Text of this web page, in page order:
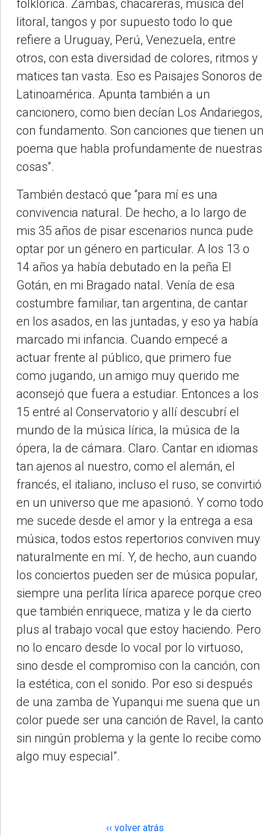
folklórica. Zambas, chacareras, música del
litoral, tangos y por supuesto todo lo que
refiere a Uruguay, Perú, Venezuela, entre
otros, con esta diversidad de colores, ritmos y
matices tan vasta. Eso es Paisajes Sonoros de
Latinoamérica. Apunta también a un
cancionero, como bien decían Los Andariegos,
con fundamento. Son canciones que tienen un
poema que habla profundamente de nuestras
cosas”.
También destacó que “para mí es una
convivencia natural. De hecho, a lo largo de
mis 35 años de pisar escenarios nunca pude
optar por un género en particular. A los 13 o
14 años ya había debutado en la peña El
Gotán, en mi Bragado natal. Venía de esa
costumbre familiar, tan argentina, de cantar
en los asados, en las juntadas, y eso ya había
marcado mi infancia. Cuando empecé a
actuar frente al público, que primero fue
como jugando, un amigo muy querido me
aconsejó que fuera a estudiar. Entonces a los
15 entré al Conservatorio y allí descubrí el
mundo de la música lírica, la música de la
ópera, la de cámara. Claro. Cantar en idiomas
tan ajenos al nuestro, como el alemán, el
francés, el italiano, incluso el ruso, se convirtió
en un universo que me apasionó. Y como todo
me sucede desde el amor y la entrega a esa
música, todos estos repertorios conviven muy
naturalmente en mí. Y, de hecho, aun cuando
los conciertos pueden ser de música popular,
siempre una perlita lírica aparece porque creo
que también enriquece, matiza y le da cierto
plus al trabajo vocal que estoy haciendo. Pero
no lo encaro desde lo vocal por lo virtuoso,
sino desde el compromiso con la canción, con
la estética, con el sonido. Por eso si después
de una zamba de Yupanqui me suena que un
color puede ser una canción de Ravel, la canto
sin ningún problema y la gente lo recibe como
algo muy especial”.
‹‹ volver atrás